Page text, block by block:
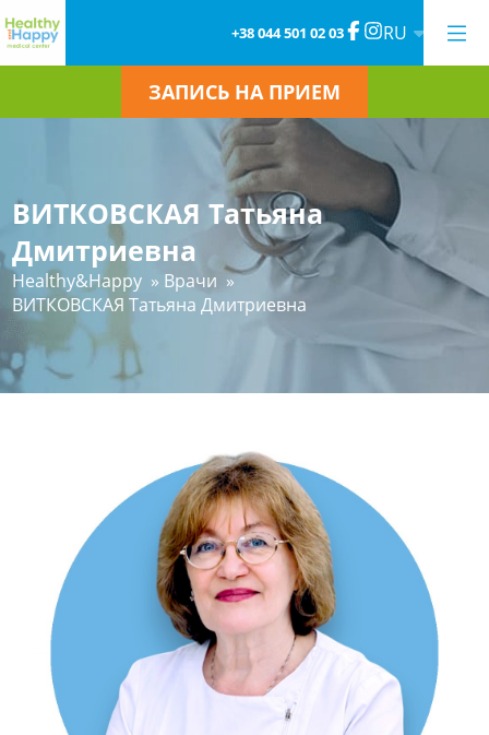
+38 044 501 02 03 RU
ЗАПИСЬ НА ПРИЕМ
ВИТКОВСКАЯ Татьяна
Дмитриевна
Healthy&Happy » Врачи »
ВИТКОВСКАЯ Татьяна Дмитриевна